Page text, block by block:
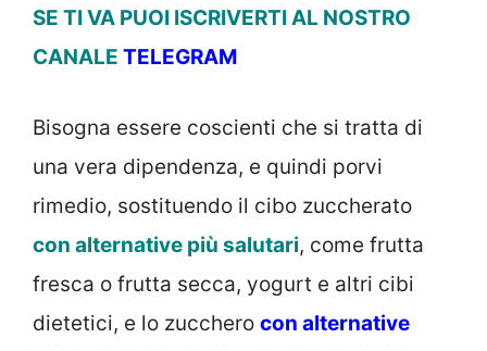
SE TI VA PUOI ISCRIVERTI AL NOSTRO
CANALE TELEGRAM
Bisogna essere coscienti che si tratta di
una vera dipendenza, e quindi porvi
rimedio, sostituendo il cibo zuccherato
con alternative più salutari, come frutta
fresca o frutta secca, yogurt e altri cibi
dietetici, e lo zucchero con alternative